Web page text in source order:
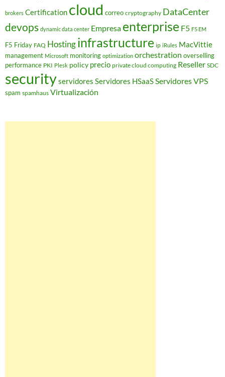
brokers Certification cloud correo cryptography DataCenter
devops dynamic data center Empresa enterprise F5 F5 EM
F5 Friday FAQ Hostinginfrastructure ip iRules MacVittie
management Microsoft monitoring optimization orchestration overselling
performance PKI Plesk policy precio private cloud computing Reseller SDC
securityservidores Servidores HSaaSServidores VPS
spam spamhaus Virtualización